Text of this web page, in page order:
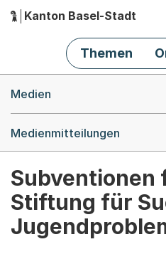
Hauptnavigation
Kanton Basel-Stadt
Themen
Medien
Medienmitteilungen
Subventionen
Stiftung für